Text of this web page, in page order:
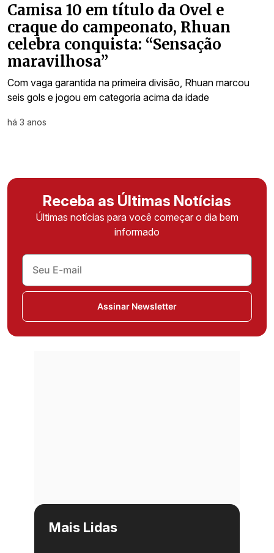
Camisa 10 em título da Ovel e
craque do campeonato, Rhuan
celebra conquista: “Sensação
maravilhosa”
Com vaga garantida na primeira divisão, Rhuan marcou
seis gols e jogou em categoria acima da idade
há 3 anos
Receba as Últimas Notícias
Últimas notícias para você começar o dia bem
informado
Assinar Newsletter
Mais Lidas